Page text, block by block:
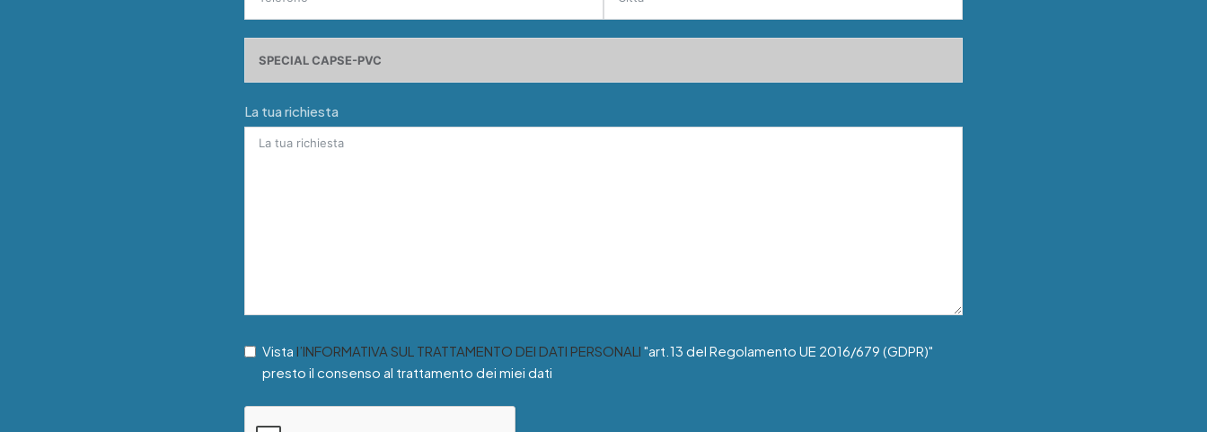
La tua richiesta
Vista l’INFORMATIVA SUL TRATTAMENTO DEI DATI PERSONALI "art.13 del Regolamento UE 2016/679 (GDPR)"
presto il consenso al trattamento dei miei dati